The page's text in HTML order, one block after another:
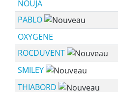
NOUJA
PABLO
OXYGENE
ROCDUVENT
SMILEY
THIABORD